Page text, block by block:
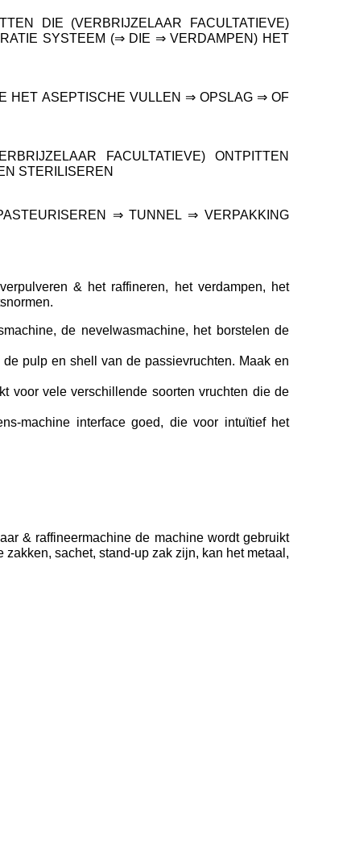
DIE (VERBRIJZELAAR FACULTATIEVE)
SYSTEEM (⇒ DIE ⇒ VERDAMPEN) HET
HET ASEPTISCHE VULLEN ⇒ OPSLAG ⇒ OF
FACULTATIEVE) ONTPITTEN
STERILISEREN
⇒ TUNNEL ⇒ VERPAKKING
& het raffineren, het verdampen, het
de nevelwasmachine, het borstelen de
pulp en shell van de passievruchten. Maak en
voor vele verschillende soorten vruchten die de
machine interface goed, die voor intuïtief het
& raffineermachine de machine wordt gebruikt
sachet, stand-up zak zijn, kan het metaal,